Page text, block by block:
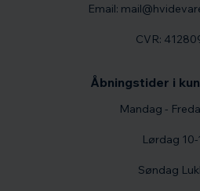
Email:
CVR:
Åbningstider i
Mandag -
Lørdag 10-
Søndag